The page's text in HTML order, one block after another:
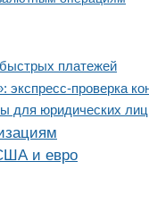
платежей
проверка
для юридических
и евро